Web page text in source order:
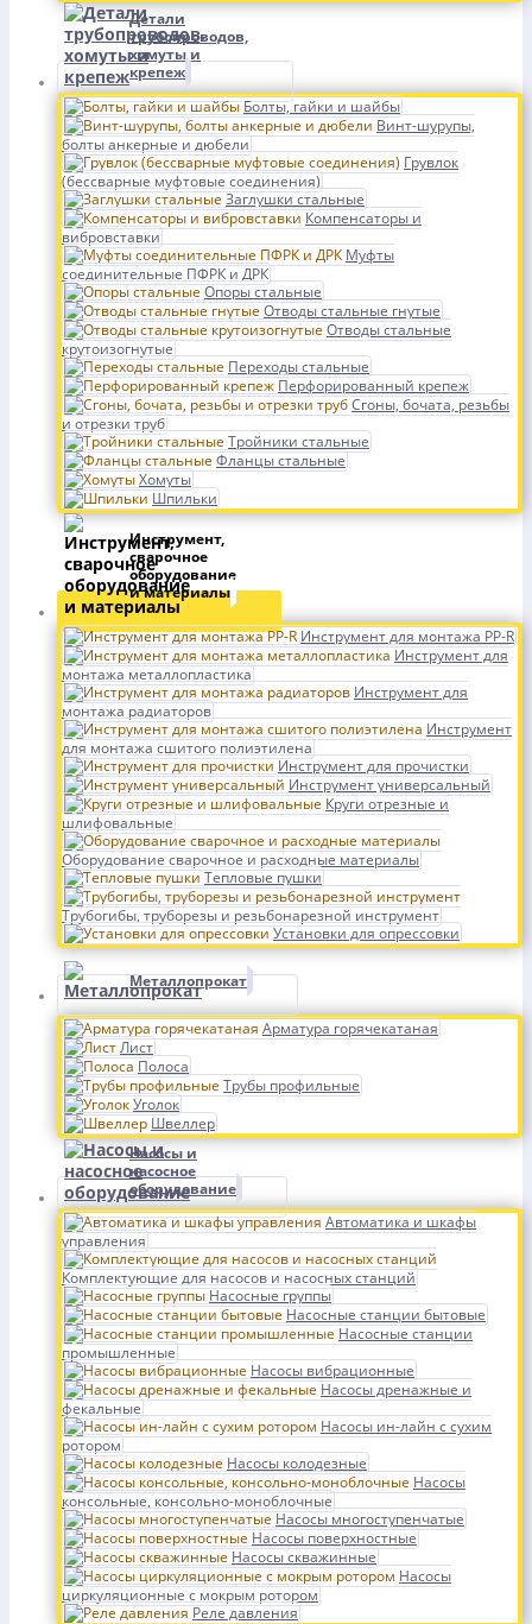
Детали
трубопроводов,
хомуты и
крепеж
Болты, гайки и шайбы
Винт-шурупы,
болты анкерные и дюбели
Грувлок
(бессварные муфтовые соединения)
Заглушки стальные
Компенсаторы и
вибровставки
Муфты
соединительные ПФРК и ДРК
Опоры стальные
Отводы стальные гнутые
Отводы стальные
крутоизогнутые
Переходы стальные
Перфорированный крепеж
Сгоны, бочата, резьбы
и отрезки труб
Тройники стальные
Фланцы стальные
Хомуты
Шпильки
Инструмент,
сварочное
оборудование
и материалы
Инструмент для монтажа PP-R
Инструмент для
монтажа металлопластика
Инструмент для
монтажа радиаторов
Инструмент
для монтажа сшитого полиэтилена
Инструмент для прочистки
Инструмент универсальный
Круги отрезные и
шлифовальные
Оборудование сварочное и расходные материалы
Тепловые пушки
Трубогибы, труборезы и резьбонарезной инструмент
Установки для опрессовки
Металлопрокат
Арматура горячекатаная
Лист
Полоса
Трубы профильные
Уголок
Швеллер
Насосы и
насосное
оборудование
Автоматика и шкафы
управления
Комплектующие для насосов и насосных станций
Насосные группы
Насосные станции бытовые
Насосные станции
промышленные
Насосы вибрационные
Насосы дренажные и
фекальные
Насосы ин-лайн с сухим
ротором
Насосы колодезные
Насосы
консольные, консольно-моноблочные
Насосы многоступенчатые
Насосы поверхностные
Насосы скважинные
Насосы
циркуляционные с мокрым ротором
Реле давления